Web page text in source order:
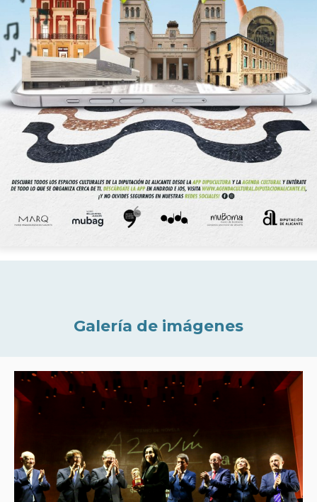
Galería de imágenes